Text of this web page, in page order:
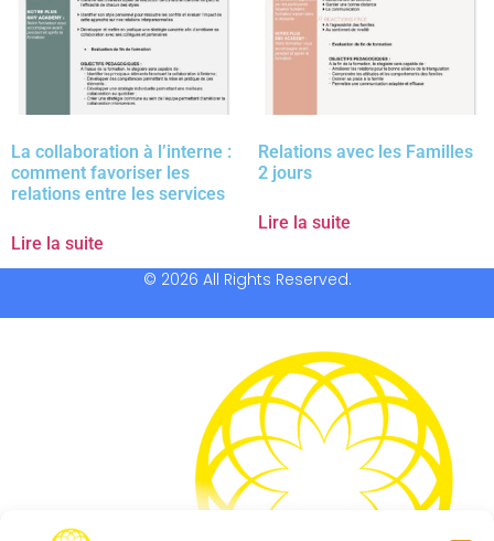
La collaboration à l’interne :
comment favoriser les
relations entre les services
Lire la suite
Relations avec les Familles
2 jours
Lire la suite
© 2026 All Rights Reserved.